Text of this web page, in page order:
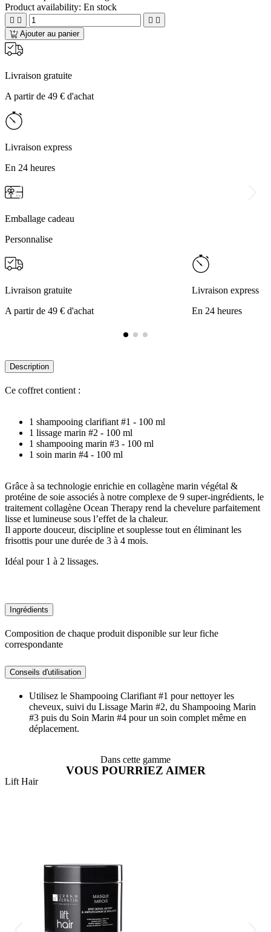
Product availability: En stock
   
Ajouter au panier
Livraison gratuite
A partir de 49 € d'achat
Livraison express
En 24 heures
Emballage cadeau
Personnalise
Livraison gratuite
A partir de 49 € d'achat
Livraison express
En 24 heures
Description
Ce coffret contient :
1 shampooing clarifiant #1 - 100 ml
1 lissage marin #2 - 100 ml
1 shampooing marin #3 - 100 ml
1 soin marin #4 - 100 ml
Grâce à sa technologie enrichie en collagène marin végétal &
protéine de soie associés à notre complexe de 9 super-ingrédients, le
traitement collagène Ocean Therapy rend la chevelure parfaitement
lisse et lumineuse sous l’effet de la chaleur.
Il apporte douceur, discipline et souplesse tout en éliminant les
frisottis pour une durée de 3 à 4 mois.
Idéal pour 1 à 2 lissages.
Ingrédients
Composition de chaque produit disponible sur leur fiche
correspondante
Conseils d'utilisation
Utilisez le Shampooing Clarifiant #1 pour nettoyer les
cheveux, suivi du Lissage Marin #2, du Shampooing Marin
#3 puis du Soin Marin #4 pour un soin complet même en
déplacement.
Dans cette gamme
VOUS POURRIEZ AIMER
Lift Hair